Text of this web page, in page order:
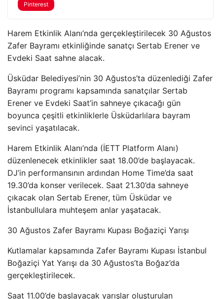
Pinterest
Harem Etkinlik Alanı’nda gerçekleştirilecek 30 Ağustos
Zafer Bayramı etkinliğinde sanatçı Sertab Erener ve
Evdeki Saat sahne alacak.
Üsküdar Belediyesi’nin 30 Ağustos’ta düzenlediği Zafer
Bayramı programı kapsamında sanatçılar Sertab
Erener ve Evdeki Saat’in sahneye çıkacağı gün
boyunca çeşitli etkinliklerle Üsküdarlılara bayram
sevinci yaşatılacak.
Harem Etkinlik Alanı’nda (İETT Platform Alanı)
düzenlenecek etkinlikler saat 18.00’de başlayacak.
DJ’in performansının ardından Home Time’da saat
19.30’da konser verilecek. Saat 21.30’da sahneye
çıkacak olan Sertab Erener, tüm Üsküdar ve
İstanbullulara muhteşem anlar yaşatacak.
30 Ağustos Zafer Bayramı Kupası Boğaziçi Yarışı
Kutlamalar kapsamında Zafer Bayramı Kupası İstanbul
Boğaziçi Yat Yarışı da 30 Ağustos’ta Boğaz’da
gerçekleştirilecek.
Saat 11.00’de başlayacak yarışlar oluşturulan